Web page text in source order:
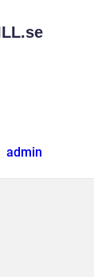
se
admin